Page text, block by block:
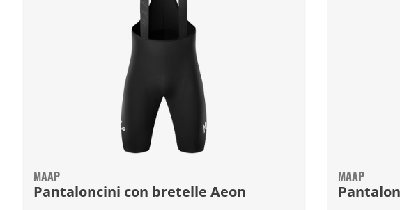
MAAP
Pantaloncini con bretelle Aeon
MAAP